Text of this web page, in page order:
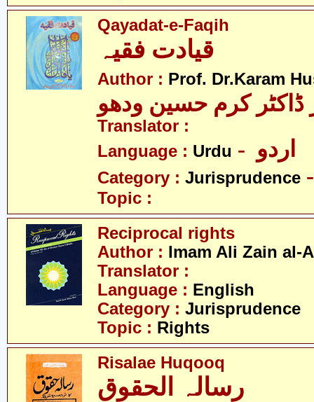
Qayadat-e-Faqih
قیادت فقیہ
Author : Prof. Dr.Karam
ڈاکٹر کرم حسین ودھو
Translator :
Language : Urdu
Category : Jurisprudence
Topic :
Reciprocal rights
Author : Imam Ali Zain al-
Translator :
Language : English
Category : Jurisprudence
Topic : Rights
Risalae Huqooq
رسالہ الحقوق